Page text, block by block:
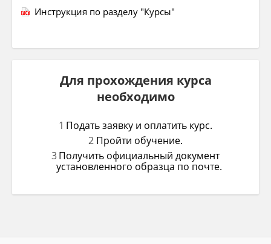
Инструкция по разделу "Курсы"
Для прохождения курса
необходимо
Подать заявку и оплатить курс.
Пройти обучение.
Получить официальный документ
установленного образца по почте.